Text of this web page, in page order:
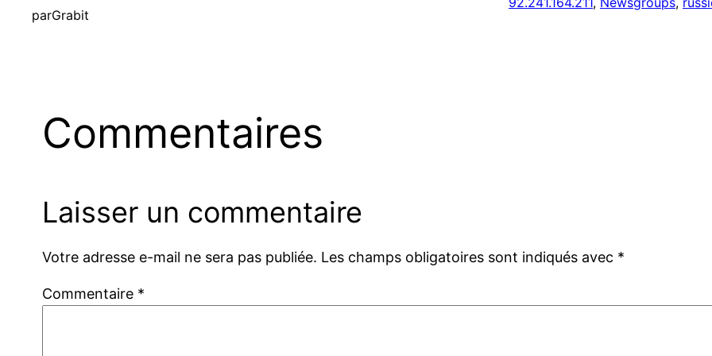
parGrabit
Commentaires
Laisser un commentaire
Votre adresse e-mail ne sera pas publiée. Les champs obligatoires sont indiqués avec *
Commentaire *